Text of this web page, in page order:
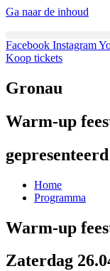
Ga naar de inhoud
Facebook Instagram
Koop tickets
Gronau
Warm-up
Home
Programma
Warm-up
Zaterdag